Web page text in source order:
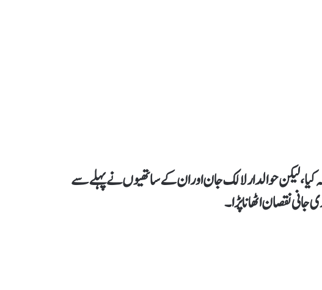
لیکن حوالدار لالک جان اور ان کے ساتھیوں نے پہلے سے
جانی نقصان اٹھانا پڑا۔